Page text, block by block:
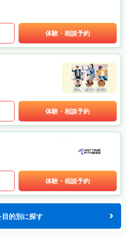
体験・相談予約
体験・相談予約
体験・相談予約
的別に探す